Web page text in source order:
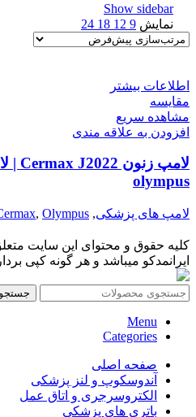
Show sidebar
نمایش 9
12
18
24
اطلاعات بیشتر
مقایسه
مشاهده سریع
افزودن به علاقه مندی
olympus
لامپ های پزشکی,
, Olympus
کلیه حقوق و محتوای این سایت
ایرانمدکو میباشد و هر گونه کپی
جستجو
Menu
Categories
صفحه اصلی
آندوسکوپ و لنز پزشکی
الکتروسرجری و اتاق عمل
باتری های پزشکی